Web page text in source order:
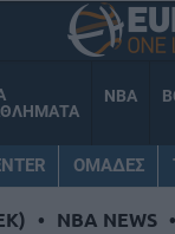
NBA
ΟΜΑΔΕΣ
• NBA NEWS •